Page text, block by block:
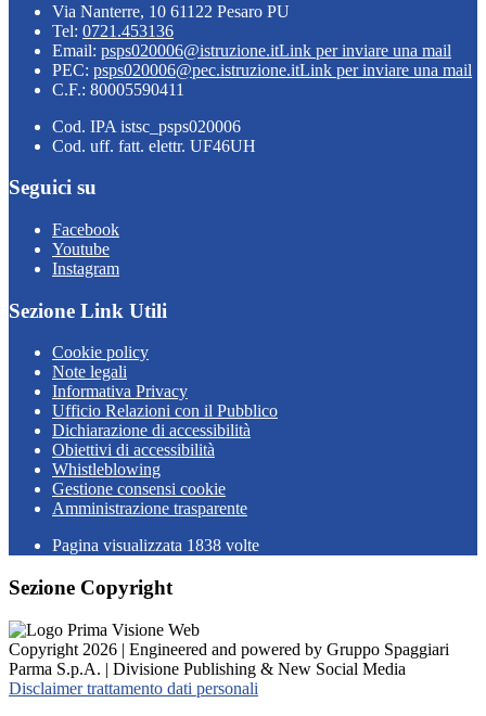
Via Nanterre, 10 61122 Pesaro PU
Tel: 0721.453136
Email: psps020006@istruzione.itLink per inviare una mail
PEC: psps020006@pec.istruzione.itLink per inviare una mail
C.F.: 80005590411
Cod. IPA istsc_psps020006
Cod. uff. fatt. elettr. UF46UH
Seguici su
Facebook
Youtube
Instagram
Sezione Link Utili
Cookie policy
Note legali
Informativa Privacy
Ufficio Relazioni con il Pubblico
Dichiarazione di accessibilità
Obiettivi di accessibilità
Whistleblowing
Gestione consensi cookie
Amministrazione trasparente
Pagina visualizzata 1838 volte
Sezione Copyright
Copyright 2026 | Engineered and powered by Gruppo Spaggiari
Parma S.p.A. | Divisione Publishing & New Social Media
Disclaimer trattamento dati personali